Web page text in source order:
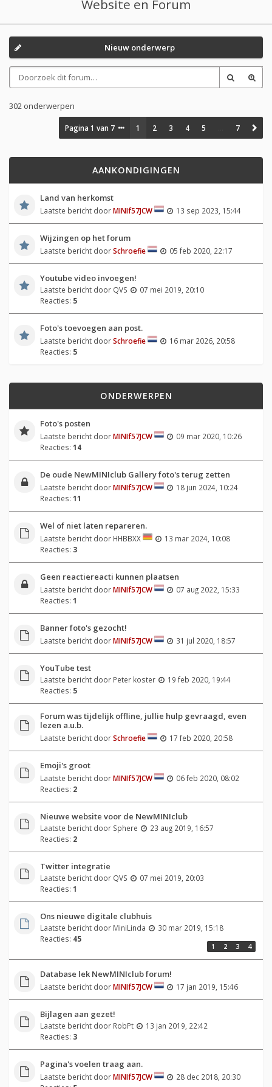
Website en Forum
Nieuw onderwerp
302 onderwerpen
Pagina1 van 7 1 2 3 4 5 7
AANKONDIGINGEN
Land van herkomst
Laatste bericht doorMINIf57JCW 13 sep 2023, 15:44
Wijzingen op het forum
Laatste bericht doorSchroefie 05 feb 2020, 22:17
Youtube video invoegen!
Laatste bericht door QVS
07 mei 2019, 20:10
Reacties: 5
Foto's toevoegen aan post.
Laatste bericht doorSchroefie
16 mar 2026, 20:58
Reacties: 5
ONDERWERPEN
Foto's posten
Laatste bericht doorMINIf57JCW
09 mar 2020, 10:26
Reacties: 14
De oude NewMINIclub Gallery foto's terug zetten
Laatste bericht doorMINIf57JCW
18 jun 2024, 10:24
Reacties: 11
Wel of niet laten repareren.
Laatste bericht door HHBBXX
13 mar 2024, 10:08
Reacties: 3
Geen reactiereacti kunnen plaatsen
Laatste bericht doorMINIf57JCW
07 aug 2022, 15:33
Reacties: 1
Banner foto's gezocht!
Laatste bericht doorMINIf57JCW 31 jul 2020, 18:57
YouTube test
Laatste bericht door Peter koster
19 feb 2020, 19:44
Reacties: 5
Forum was tijdelijk offline, jullie hulp gevraagd, even
lezen a.u.b.
Laatste bericht doorSchroefie 17 feb 2020, 20:58
Emoji's groot
Laatste bericht doorMINIf57JCW
06 feb 2020, 08:02
Reacties: 2
Nieuwe website voor de NewMINIclub
Laatste bericht door Sphere
23 aug 2019, 16:57
Reacties: 2
Twitter integratie
Laatste bericht door QVS
07 mei 2019, 20:03
Reacties: 1
Ons nieuwe digitale clubhuis
Laatste bericht door MiniLinda
30 mar 2019, 15:18
Reacties: 45
1 2 3 4
Database lek NewMINIclub forum!
Laatste bericht doorMINIf57JCW 17 jan 2019, 15:46
Bijlagen aan gezet!
Laatste bericht door RobPt
13 jan 2019, 22:42
Reacties: 3
Pagina's voelen traag aan.
Laatste bericht doorMINIf57JCW
28 dec 2018, 20:30